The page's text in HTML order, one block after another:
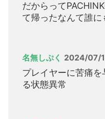
だからって
て帰ったなんて誰に
名無しぷく 2024/07/
プレイヤーに苦痛
る状態異常